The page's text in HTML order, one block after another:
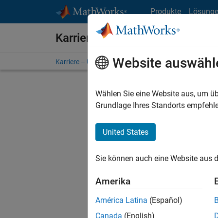
Produkte
Karriere bei MathWorks
Karriere – Übersicht Stellensuche
FILTER:
Stellen
Es
Region
Website
Wählen Sie eine Website aus, um
Grundlage Ihres Standorts
United States
Sie können auch eine Website aus
Amerika
América Latina (Español)
Canada (English)